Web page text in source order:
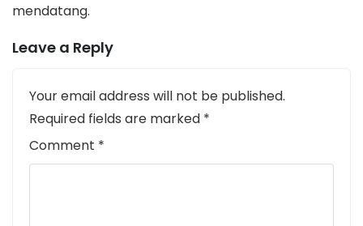
mendatang.
Leave a Reply
Your email address will not be published.
Required fields are marked *
Comment *